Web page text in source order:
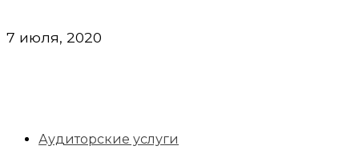
7 июля, 2020
Аудиторские услуги